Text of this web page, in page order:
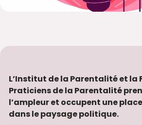
L’Institut de la Parentalité et la
Praticiens de la Parentalité
l’ampleur et occupent une
dans le paysage politique.